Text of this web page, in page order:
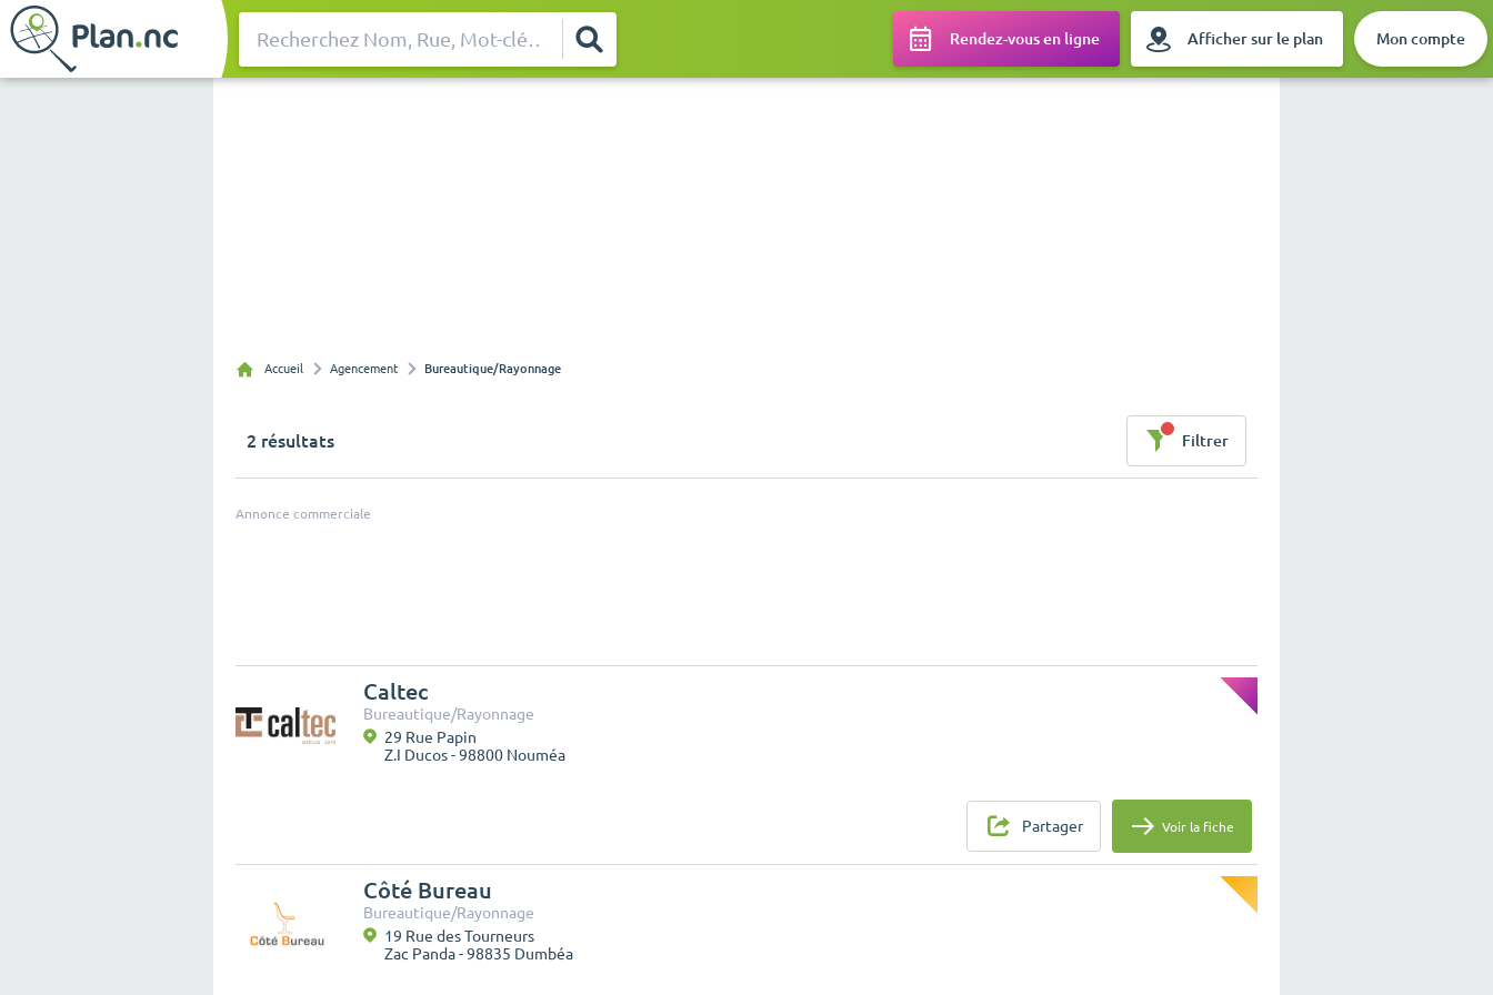
Rechercher Rendez-vous en ligne Afficher sur le plan Mon compte
Accueil Agencement Bureautique/Rayonnage
2 résultats Filtrer
Annonce commerciale
Caltec
Bureautique/Rayonnage
29 Rue Papin
Z.I Ducos - 98800 Nouméa
Partager Voir la fiche
Côté Bureau
Bureautique/Rayonnage
19 Rue des Tourneurs
Zac Panda - 98835 Dumbéa